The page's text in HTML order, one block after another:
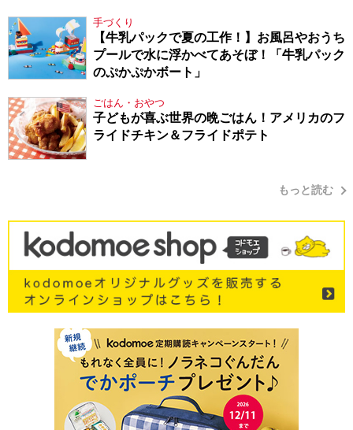
手づくり
【牛乳パックで夏の工作！】お風呂やおうち
プールで水に浮かべてあそぼ！「牛乳パック
のぷかぷかボート」
ごはん・おやつ
子どもが喜ぶ世界の晩ごはん！アメリカのフ
ライドチキン＆フライドポテト
もっと読む